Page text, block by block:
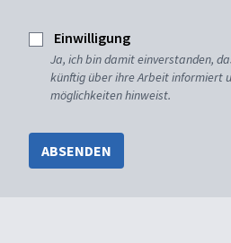
Einwilligung
Ja, ich bin damit einverstanden,
künftig über ihre Arbeit informiert
möglichkeiten hinweist.
ABSENDEN